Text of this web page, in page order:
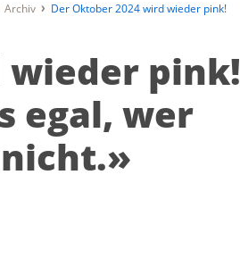
Archiv Der Oktober 2024 wird wieder pink!
wieder pink!
egal, wer